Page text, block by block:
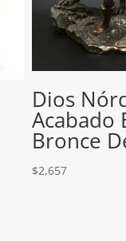
Dios
Acabado
Bronce
$2,657